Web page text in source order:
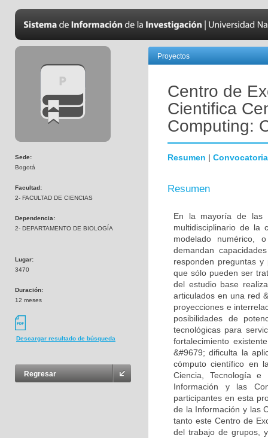
Sede:
Bogotá
Facultad:
2- FACULTAD DE CIENCIAS
Dependencia:
2- DEPARTAMENTO DE BIOLOGÍA
Lugar:
3470
Duración:
12 meses
Descargar resultado de búsqueda
Regresar
Proyectos
Centro de
Cientifica
Computing:
Resumen | Convocatoria
Resumen
En la mayoría de las
multidisciplinario de la
modelado numérico,
demandan
responden preguntas
que sólo pueden ser
del estudio base
articulados en una red
proyecciones e
posibilidades de
tecnológicas para
fortalecimiento
&#9679; dificulta la
cómputo científico en
Ciencia, Tecnología
Información y las
participantes en esta
de la Información y las
tanto este Centro de
del trabajo de grupos,